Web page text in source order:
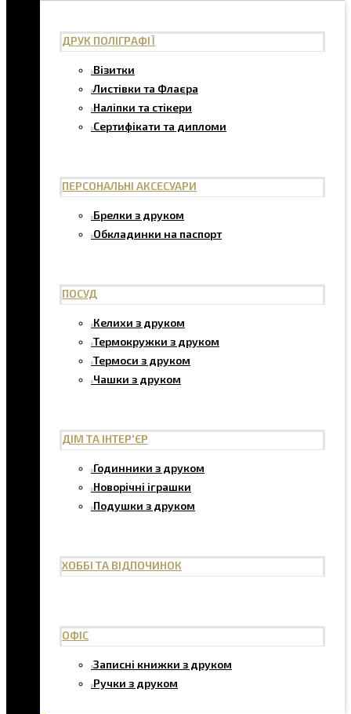
ДРУК ПОЛІГРАФІЇ
Візитки
Листівки та Флаєра
Наліпки та стікери
Сертифікати та дипломи
ПЕРСОНАЛЬНІ АКСЕСУАРИ
Брелки з друком
Обкладинки на паспорт
ПОСУД
Келихи з друком
Термокружки з друком
Термоси з друком
Чашки з друком
ДІМ ТА ІНТЕР'ЄР
Годинники з друком
Новорічні іграшки
Подушки з друком
ХОББІ ТА ВІДПОЧИНОК
ОФІС
Записні книжки з друком
Ручки з друком